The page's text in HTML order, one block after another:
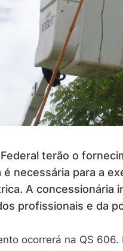
terão o
necessária para a
A concessionária
profissionais e da
ocorrerá na QS